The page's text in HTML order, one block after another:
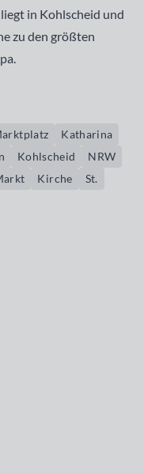
in Kohlscheid und
zu den größten
Katharina
Kohlscheid
NRW
Kirche
St.